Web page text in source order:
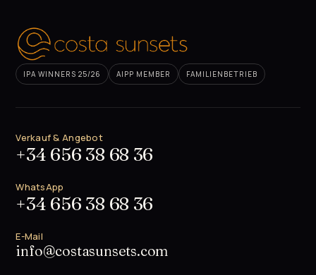
IPA WINNERS 25/26 AIPP MEMBER FAMILIENBETRIEB
Verkauf & Angebot
+34 656 38 68 36
WhatsApp
+34 656 38 68 36
E-Mail
info@costasunsets.com